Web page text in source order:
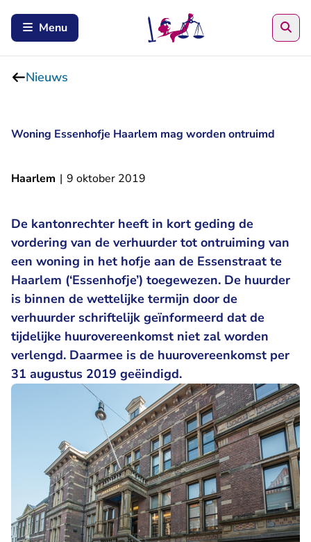
Menu
Nieuws
Woning Essenhofje Haarlem mag worden ontruimd
Haarlem | 9 oktober 2019
De kantonrechter heeft in kort geding de
vordering van de verhuurder tot ontruiming van
een woning in het hofje aan de Essenstraat te
Haarlem (‘Essenhofje’) toegewezen. De huurder
is binnen de wettelijke termijn door de
verhuurder schriftelijk geïnformeerd dat de
tijdelijke huurovereenkomst niet zal worden
verlengd. Daarmee is de huurovereenkomst per
31 augustus 2019 geëindigd.